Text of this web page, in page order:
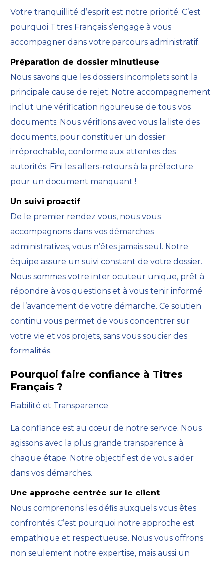
Votre tranquillité d’esprit est notre priorité. C’est
pourquoi Titres Français s’engage à vous
accompagner dans votre parcours administratif.
Préparation de dossier minutieuse
Nous savons que les dossiers incomplets sont la
principale cause de rejet. Notre accompagnement
inclut une vérification rigoureuse de tous vos
documents. Nous vérifions avec vous la liste des
documents, pour constituer un dossier
irréprochable, conforme aux attentes des
autorités. Fini les allers-retours à la préfecture
pour un document manquant !
Un suivi proactif
De le premier rendez vous, nous vous
accompagnons dans vos démarches
administratives, vous n’êtes jamais seul. Notre
équipe assure un suivi constant de votre dossier.
Nous sommes votre interlocuteur unique, prêt à
répondre à vos questions et à vous tenir informé
de l’avancement de votre démarche. Ce soutien
continu vous permet de vous concentrer sur
votre vie et vos projets, sans vous soucier des
formalités.
Pourquoi faire confiance à Titres
Français ?
Fiabilité et Transparence
La confiance est au cœur de notre service. Nous
agissons avec la plus grande transparence à
chaque étape. Notre objectif est de vous aider
dans vos démarches.
Une approche centrée sur le client
Nous comprenons les défis auxquels vous êtes
confrontés. C’est pourquoi notre approche est
empathique et respectueuse. Nous vous offrons
non seulement notre expertise, mais aussi un